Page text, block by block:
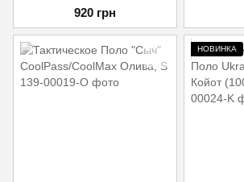
920 грн
НОВИНКА